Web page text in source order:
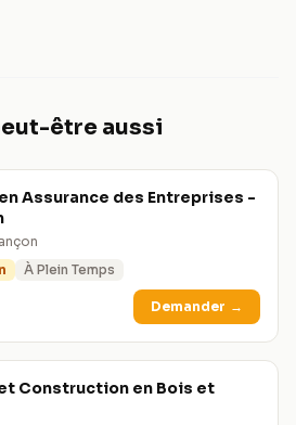
être aussi
Assurance des Entreprises -
À Plein Temps
Demander →
Construction en Bois et